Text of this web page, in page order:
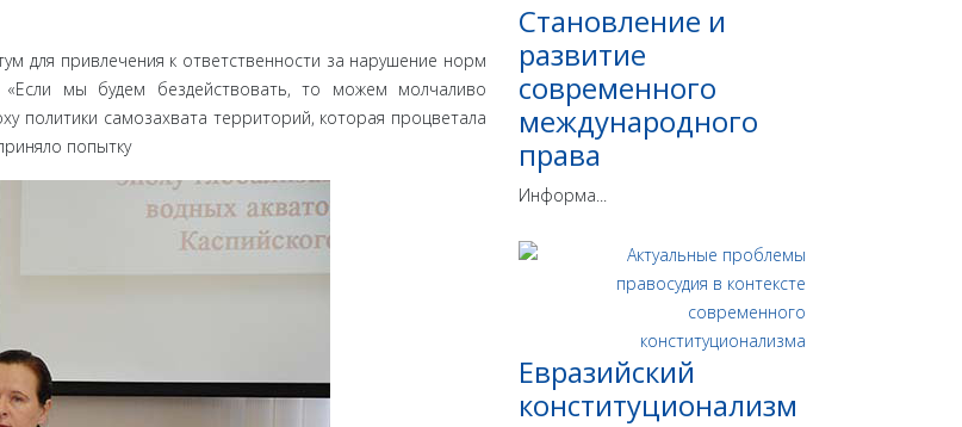
для привлечения к ответственности за нарушение норм
мы будем бездействовать, то можем молчаливо
политики самозахвата территорий, которая процветала
попытку
Становление и
развитие
современного
международного
права
Информа...
Евразийский
конституционализм